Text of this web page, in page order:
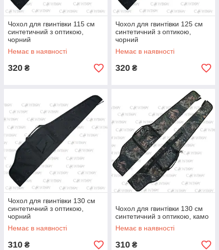
Чохол для гвинтівки 115 см
синтетичний з оптикою,
чорний
Немає в наявності
320 ₴
Чохол для гвинтівки 125 см
синтетичний з оптикою,
чорний
Немає в наявності
320 ₴
Чохол для гвинтівки 130 см
синтетичний з оптикою,
чорний
Немає в наявності
310 ₴
Чохол для гвинтівки 130 см
синтетичний з оптикою, камо
Немає в наявності
310 ₴